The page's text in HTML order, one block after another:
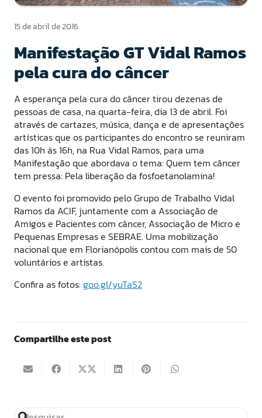
15 de abril de 2016
Manifestação GT Vidal Ramos
pela cura do câncer
A esperança pela cura do câncer tirou dezenas de
pessoas de casa, na quarta-feira, dia 13 de abril. Foi
através de cartazes, música, dança e de apresentações
artísticas que os participantes do encontro se reuniram
das 10h às 16h, na Rua Vidal Ramos, para uma
Manifestação que abordava o tema: Quem tem câncer
tem pressa: Pela liberação da fosfoetanolamina!
O evento foi promovido pelo Grupo de Trabalho Vidal
Ramos da ACIF, juntamente com a Associação de
Amigos e Pacientes com câncer, Associação de Micro e
Pequenas Empresas e SEBRAE. Uma mobilização
nacional que em Florianópolis contou com mais de 50
voluntários e artistas.
Confira as fotos: goo.gl/yuTaS2
Compartilhe este post